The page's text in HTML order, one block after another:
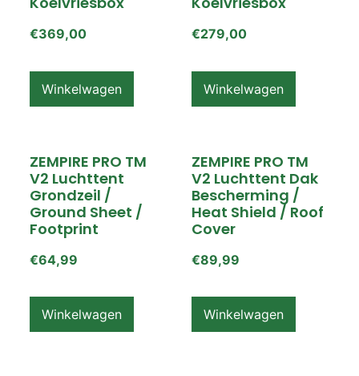
€369,00
Winkelwagen
€279,00
Winkelwagen
ZEMPIRE PRO TM
V2 Luchttent
Grondzeil /
Ground Sheet /
Footprint
€64,99
Winkelwagen
ZEMPIRE PRO TM
V2 Luchttent Dak
Bescherming /
Heat Shield / Roof
Cover
€89,99
Winkelwagen